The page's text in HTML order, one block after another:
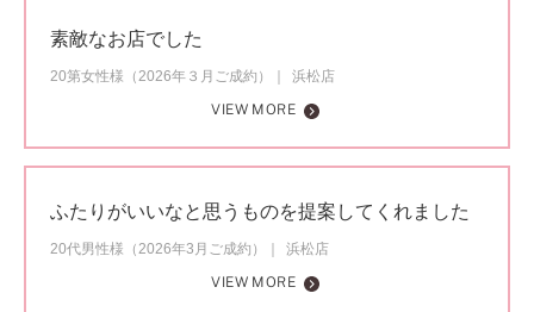
素敵なお店でした
20第女性様（2026年３月ご成約）
浜松店
VIEW MORE
ふたりがいいなと思うものを提案してくれました
20代男性様（2026年3月ご成約）
浜松店
VIEW MORE